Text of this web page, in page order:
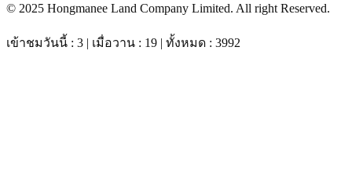
© 2025 Hongmanee Land Company Limited. All right Reserved.
เข้าชมวันนี้ : 3 | เมื่อวาน : 19 | ทั้งหมด : 3992